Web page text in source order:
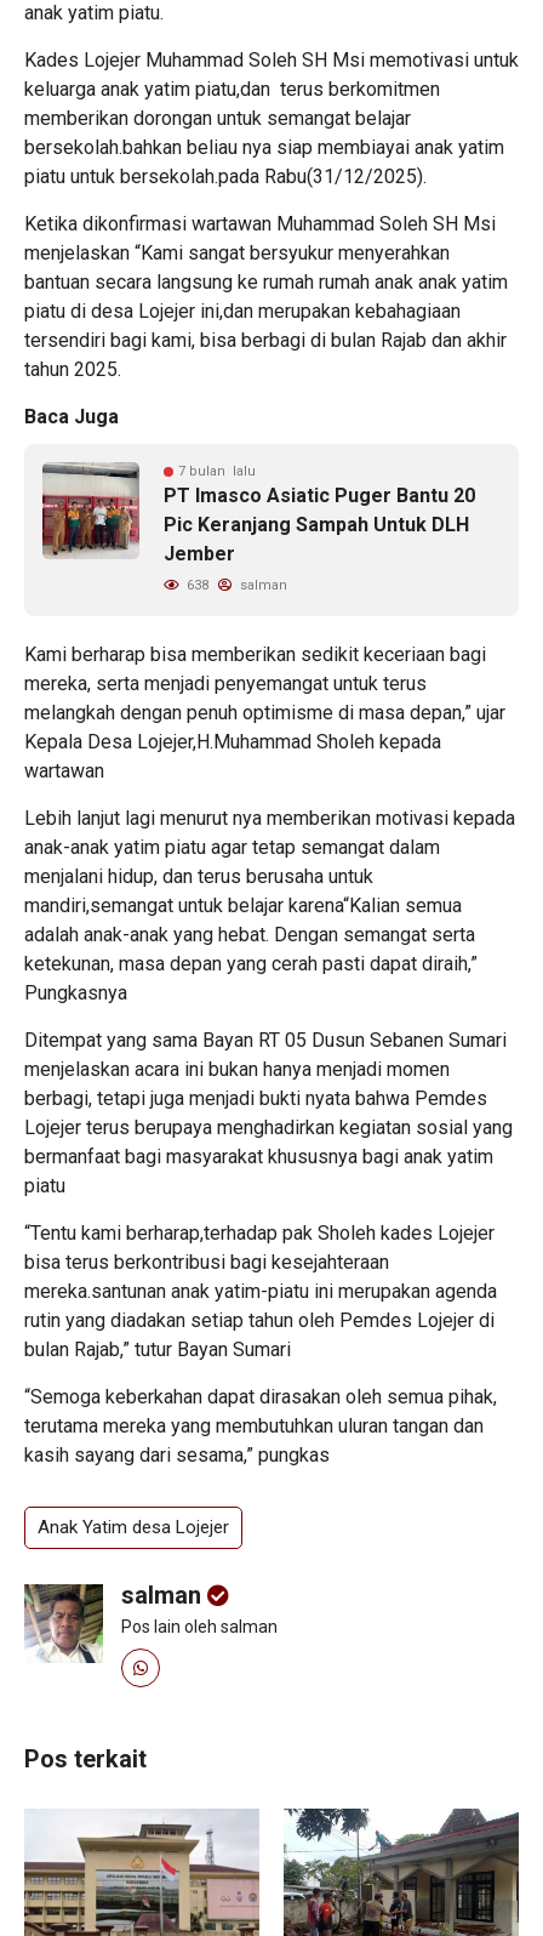
anak yatim piatu.
Kades Lojejer Muhammad Soleh SH Msi memotivasi untuk
keluarga anak yatim piatu,dan terus berkomitmen
memberikan dorongan untuk semangat belajar
bersekolah.bahkan beliau nya siap membiayai anak yatim
piatu untuk bersekolah.pada Rabu(31/12/2025).
Ketika dikonfirmasi wartawan Muhammad Soleh SH Msi
menjelaskan “Kami sangat bersyukur menyerahkan
bantuan secara langsung ke rumah rumah anak anak yatim
piatu di desa Lojejer ini,dan merupakan kebahagiaan
tersendiri bagi kami, bisa berbagi di bulan Rajab dan akhir
tahun 2025.
Baca Juga
7 bulan lalu
PT Imasco Asiatic Puger Bantu 20
Pic Keranjang Sampah Untuk DLH
Jember
638 salman
Kami berharap bisa memberikan sedikit keceriaan bagi
mereka, serta menjadi penyemangat untuk terus
melangkah dengan penuh optimisme di masa depan,” ujar
Kepala Desa Lojejer,H.Muhammad Sholeh kepada
wartawan
Lebih lanjut lagi menurut nya memberikan motivasi kepada
anak-anak yatim piatu agar tetap semangat dalam
menjalani hidup, dan terus berusaha untuk
mandiri,semangat untuk belajar karena“Kalian semua
adalah anak-anak yang hebat. Dengan semangat serta
ketekunan, masa depan yang cerah pasti dapat diraih,”
Pungkasnya
Ditempat yang sama Bayan RT 05 Dusun Sebanen Sumari
menjelaskan acara ini bukan hanya menjadi momen
berbagi, tetapi juga menjadi bukti nyata bahwa Pemdes
Lojejer terus berupaya menghadirkan kegiatan sosial yang
bermanfaat bagi masyarakat khususnya bagi anak yatim
piatu
“Tentu kami berharap,terhadap pak Sholeh kades Lojejer
bisa terus berkontribusi bagi kesejahteraan
mereka.santunan anak yatim-piatu ini merupakan agenda
rutin yang diadakan setiap tahun oleh Pemdes Lojejer di
bulan Rajab,” tutur Bayan Sumari
“Semoga keberkahan dapat dirasakan oleh semua pihak,
terutama mereka yang membutuhkan uluran tangan dan
kasih sayang dari sesama,” pungkas
Anak Yatim desa Lojejer
salman
Pos lain oleh salman
Pos terkait